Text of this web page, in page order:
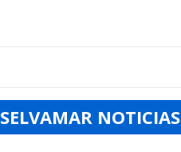
SELVAMAR NOTICIAS